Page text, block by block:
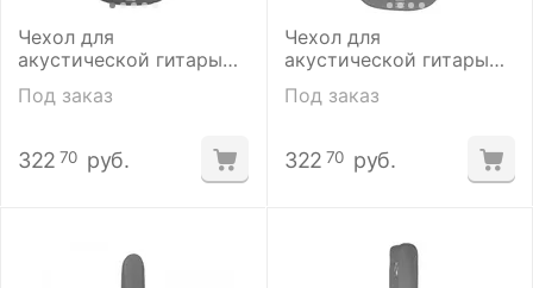
Чехол для
акустической гитары
Ritter RGC3-D/ABL
Под заказ
322 70 руб.
Чехол для
акустической гитары
Ritter RGC3-D/EGR
Под заказ
322 70 руб.